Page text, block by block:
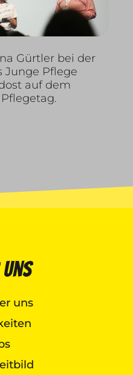
Gürtler bei der
Junge Pflege
auf dem
uns
uns